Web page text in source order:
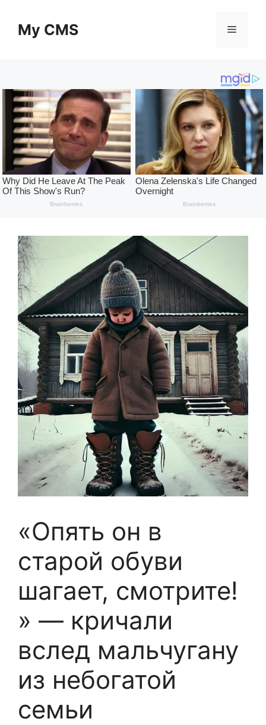
contentMy CMS Menu
«Опять он в
старой обуви
шагает, смотрите!
» — кричали
вслед мальчугану
из небогатой
семьи